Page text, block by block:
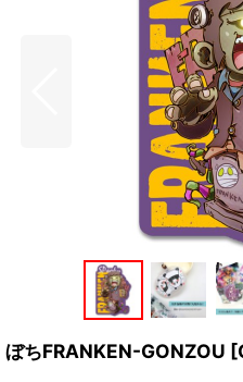
ぼちFRANKEN-GONZOU [